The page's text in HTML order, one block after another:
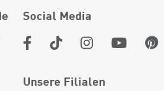
Social Media
Unsere Filialen